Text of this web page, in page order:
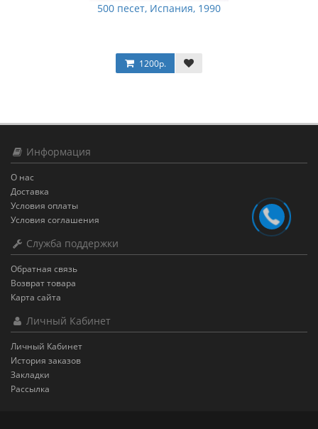
500 песет, Испания, 1990
1200р.
Информация
О нас
Доставка
Условия оплаты
Условия соглашения
Служба поддержки
Обратная связь
Возврат товара
Карта сайта
Личный Кабинет
Личный Кабинет
История заказов
Закладки
Рассылка